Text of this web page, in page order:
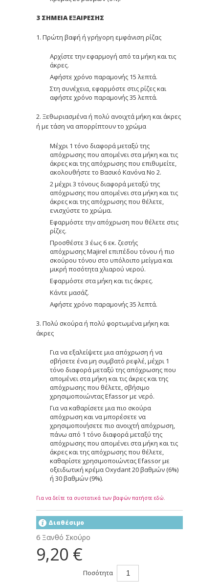
3 ΣΗΜΕΙΑ ΕΞΑΙΡΕΣΗΣ
1. Πρώτη βαφή ή γρήγορη εμφάνιση ρίζας
Αρχίστε την εφαρμογή από τα μήκη και τις
άκρες.
Αφήστε χρόνο παραμονής 15 λεπτά.
Στη συνέχεια, εφαρμόστε στις ρίζες και
αφήστε χρόνο παραμονής 35 λεπτά.
2. Ξεθωριασμένα ή πολύ ανοιχτά μήκη και άκρες
ή με τάση να απορρίπτουν το χρώμα
Μέχρι 1 τόνο διαφορά μεταξύ της
απόχρωσης που απομένει στα μήκη και τις
άκρες και της απόχρωσης που επιθυμείτε,
ακολουθήστε το Βασικό Κανόνα Νο 2.
2 μέχρι 3 τόνους διαφορά μεταξύ της
απόχρωσης που απομένει στα μήκη και τις
άκρες και της απόχρωσης που θέλετε,
ενισχύστε το χρώμα.
Εφαρμόστε την απόχρωση που θέλετε στις
ρίζες.
Προσθέστε 3 έως 6 εκ. ζεστής
απόχρωσης Majirel επιπέδου τόνου ή πιο
σκούρου τόνου στο υπόλοιπο μείγμα και
μικρή ποσότητα χλιαρού νερού.
Εφαρμόστε στα μήκη και τις άκρες.
Κάντε μασάζ.
Αφήστε χρόνο παραμονής 35 λεπτά.
3. Πολύ σκούρα ή πολύ φορτωμένα μήκη και
άκρες
Για να εξαλείψετε μια απόχρωση ή να
σβήσετε ένα μη συμβατό ρεφλέ, μέχρι 1
τόνο διαφορά μεταξύ της απόχρωσης που
απομένει στα μήκη και τις άκρες και της
απόχρωσης που θέλετε, σβήσιμο
χρησιμοποιώντας Efassor με νερό.
Για να καθαρίσετε μια πιο σκούρα
απόχρωση και να μπορέσετε να
χρησιμοποιήσετε πιο ανοιχτή απόχρωση,
πάνω από 1 τόνο διαφορά μεταξύ της
απόχρωσης που απομένει στα μήκη και τις
άκρες και της απόχρωσης που θέλετε,
καθαρίστε χρησιμοποιώντας Efassor με
οξειδωτική κρέμα Oxydant 20 βαθμών (6%)
ή 30 βαθμών (9%).
Για να δείτε τα συστατικά των βαφών πατήστε εδώ.
Διαθέσιμο
6 Ξανθό Σκούρο
9,20 €
Ποσότητα